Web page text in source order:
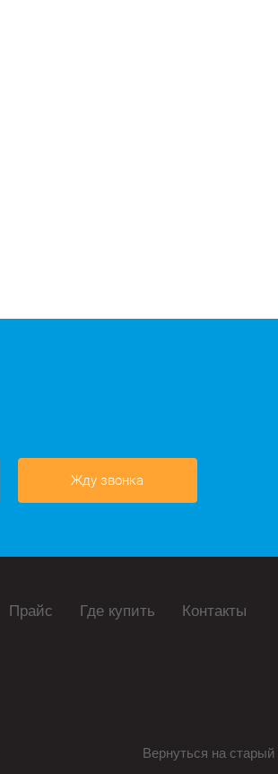
Жду звонка
Прайс Где купить Контакты
Вернуться на старый